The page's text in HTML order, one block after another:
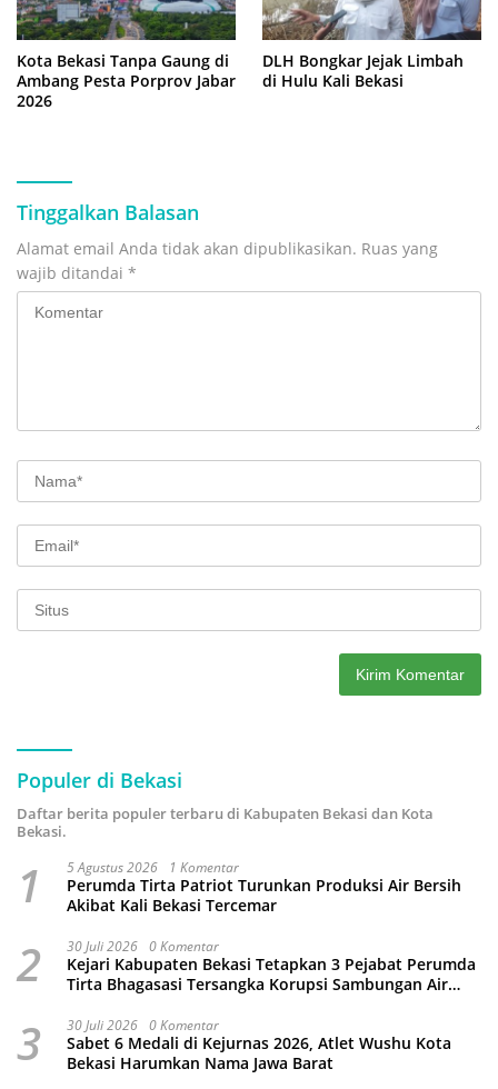
Kota Bekasi Tanpa Gaung di
Ambang Pesta Porprov Jabar
2026
DLH Bongkar Jejak Limbah
di Hulu Kali Bekasi
Tinggalkan Balasan
Alamat email Anda tidak akan dipublikasikan. Ruas yang
wajib ditandai *
Populer di Bekasi
Daftar berita populer terbaru di Kabupaten Bekasi dan Kota
Bekasi.
1 5 Agustus 2026 1 Komentar
Perumda Tirta Patriot Turunkan Produksi Air Bersih
Akibat Kali Bekasi Tercemar
2 30 Juli 2026 0 Komentar
Kejari Kabupaten Bekasi Tetapkan 3 Pejabat Perumda
Tirta Bhagasasi Tersangka Korupsi Sambungan Air
3 30 Juli 2026 0 Komentar
Sabet 6 Medali di Kejurnas 2026, Atlet Wushu Kota
Bekasi Harumkan Nama Jawa Barat